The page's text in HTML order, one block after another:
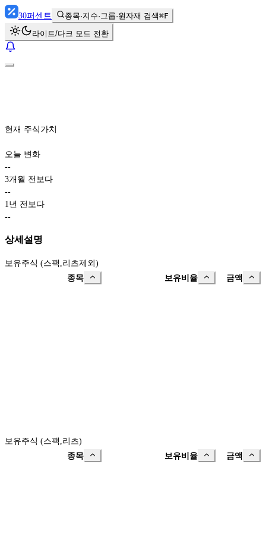
30퍼센트 종목·지수·그룹·원자재 검색⌘F
라이트/다크 모드 전환
현재 주식가치
오늘 변화
--
3개월 전보다
--
1년 전보다
--
상세설명
보유주식 (스팩,리츠제외)
종목
보유비율 금액
보유주식 (스팩,리츠)
종목
보유비율 금액